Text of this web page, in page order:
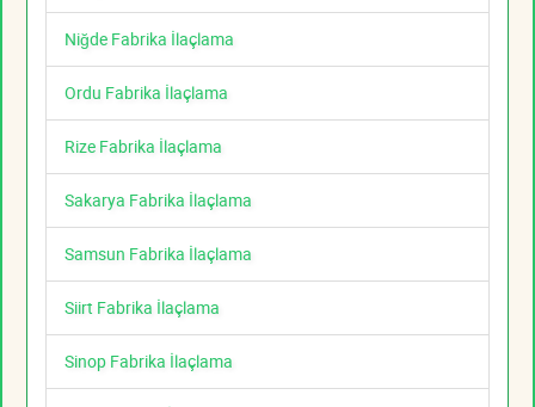
Niğde Fabrika İlaçlama
Ordu Fabrika İlaçlama
Rize Fabrika İlaçlama
Sakarya Fabrika İlaçlama
Samsun Fabrika İlaçlama
Siirt Fabrika İlaçlama
Sinop Fabrika İlaçlama